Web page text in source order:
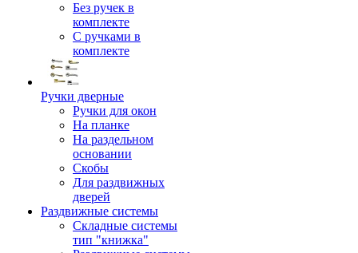
Без ручек в
комплекте
С ручками в
комплекте
Ручки дверные
Ручки для окон
На планке
На раздельном
основании
Скобы
Для раздвижных
дверей
Раздвижные системы
Складные системы
тип "книжка"